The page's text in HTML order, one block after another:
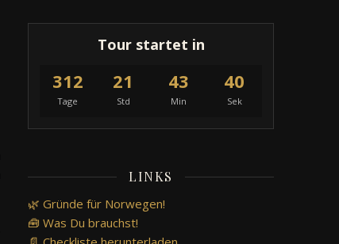
Tour startet in
312
Tage
21
Std
43
Min
39
Sek
LINKS
🌿 Gründe für Norwegen!
🧰 Was Du brauchst!